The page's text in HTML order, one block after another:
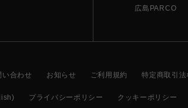
広島PARCO
合わせ お知らせ ご利用規約 特定商取引
プライバシーポリシー クッキーポリシー